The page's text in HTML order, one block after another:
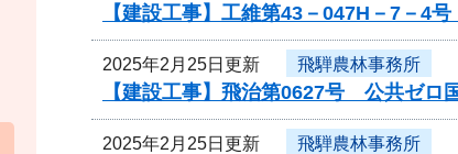
【建設工事】工維第43－047H－7－
2025年2月25日更新 飛騨農林事務所
【建設工事】飛治第0627号 公共ゼ
2025年2月25日更新 飛騨農林事務所